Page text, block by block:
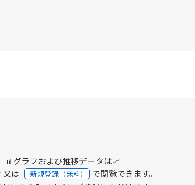
📊グラフおよび推移データは📈
又は 新規登録（無料） で閲覧できます。